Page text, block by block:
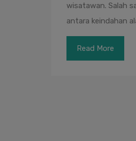
wisatawan. Salah
antara keindahan
Read More